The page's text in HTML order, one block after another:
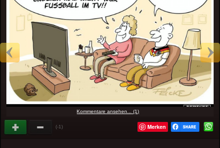
Kommentare ansehen... (1)
(-1) Merken